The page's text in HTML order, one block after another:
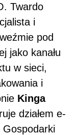
Twardo
i
pod
jako kanału
w sieci,
i
Kinga
działem e-
Gospodarki